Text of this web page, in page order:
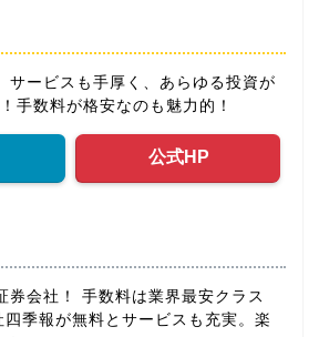
サービスも手厚く、あらゆる投資が
手数料が格安なのも魅力的！
公式HP
券会社！ 手数料は業界最安クラス
季報が無料とサービスも充実。楽